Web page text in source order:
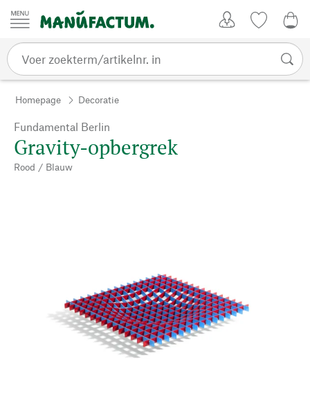
Passer au contenu
Homepage Decoratie
Fundamental Berlin
Gravity-opbergrek
Rood / Blauw